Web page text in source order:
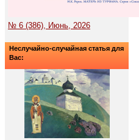
№ 6 (386), Июнь, 2026
Неслучайно-случайная статья для
Вас: